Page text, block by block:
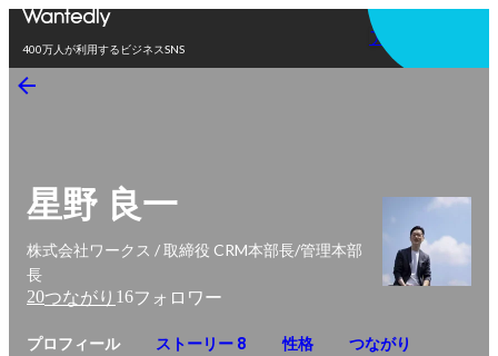
400万人が利用するビジネスSNS
アプリを使う
星野 良一
株式会社ワークス / 取締役 CRM本部長/管理本部
長
20つながり 16フォロワー
プロフィール ストーリー 8 性格 つながり